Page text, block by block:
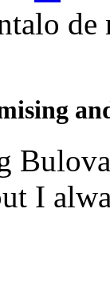
de
I